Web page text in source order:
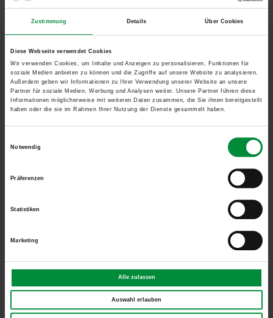
Zustimmung Details Über Cookies
Diese Webseite verwendet Cookies
Wir verwenden Cookies, um Inhalte und Anzeigen zu personalisieren, Funktionen für
soziale Medien anbieten zu können und die Zugriffe auf unsere Website zu analysieren.
Außerdem geben wir Informationen zu Ihrer Verwendung unserer Website an unsere
Partner für soziale Medien, Werbung und Analysen weiter. Unsere Partner führen diese
Informationen möglicherweise mit weiteren Daten zusammen, die Sie ihnen bereitgestellt
haben oder die sie im Rahmen Ihrer Nutzung der Dienste gesammelt haben.
Notwendig
Präferenzen
Statistiken
Marketing
Alle zulassen
Auswahl erlauben
Sonnenschutz auf dem Balkon
kommen Sie schnell zum unverbindlichen